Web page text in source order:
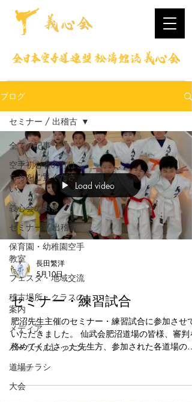
ブログ
全ての記事
空手初心者の方はこ
ちらをご覧くださ
い。
義心会の日常
セミナー / 出稽古
保育園・幼稚園空手
教室
フェスタ・地域交流
稽古場所・クラスの
案内
メディア
パーソナルレッスン
道場チラシ
大会
セミナー / 出稽古
Load video
長田繁洋
5月10日
セミナー・練習試合
肥沼先生主催のセミナー・練習試合に参加させて
いただきました。 仙武会肥沼道場の皆様、審判を
務めてくださった先生方、参加された各道場の先
りがとうございました。 【特別講師】 ■ 原田明
先生（現ナショナルチーム） 上級・中級クラスを